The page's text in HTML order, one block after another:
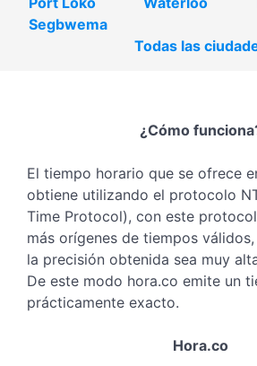
Segbwema
Todas las
¿Cómo
El tiempo horario que se ofrece
obtiene utilizando el protocolo
Time Protocol), con este
más orígenes de tiempos
la precisión obtenida sea muy
De este modo hora.co emite un
prácticamente exacto.
Hora.co